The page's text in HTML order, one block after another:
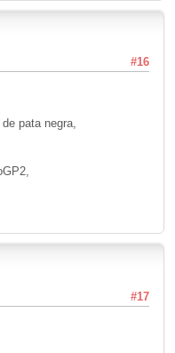
#16
pata negra,
#17